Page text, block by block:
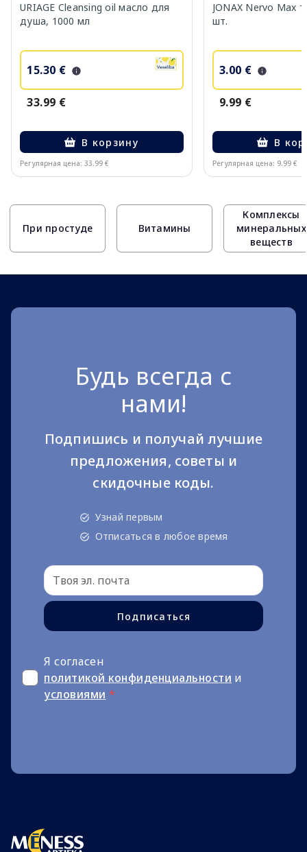
URIAGE Cleansing oil масло для
душа, 1000 мл
15.30 €
33.99 €
В корзину
Регулярная цена: 33.99 €
JONAX Nervo Max
шт.
3.00 €
9.99 €
В
Регулярная цена: 9.99 €
При простуде Витамины
Комплексы
минеральных
веществ
Будь всегда с
нами!
Подпишись и получай лучшие
предложения, советы и
скидочные коды.
Узнай первым
Отписаться в любое время
Подписаться
Я согласен
политикой конфиденциальности и
условиями *